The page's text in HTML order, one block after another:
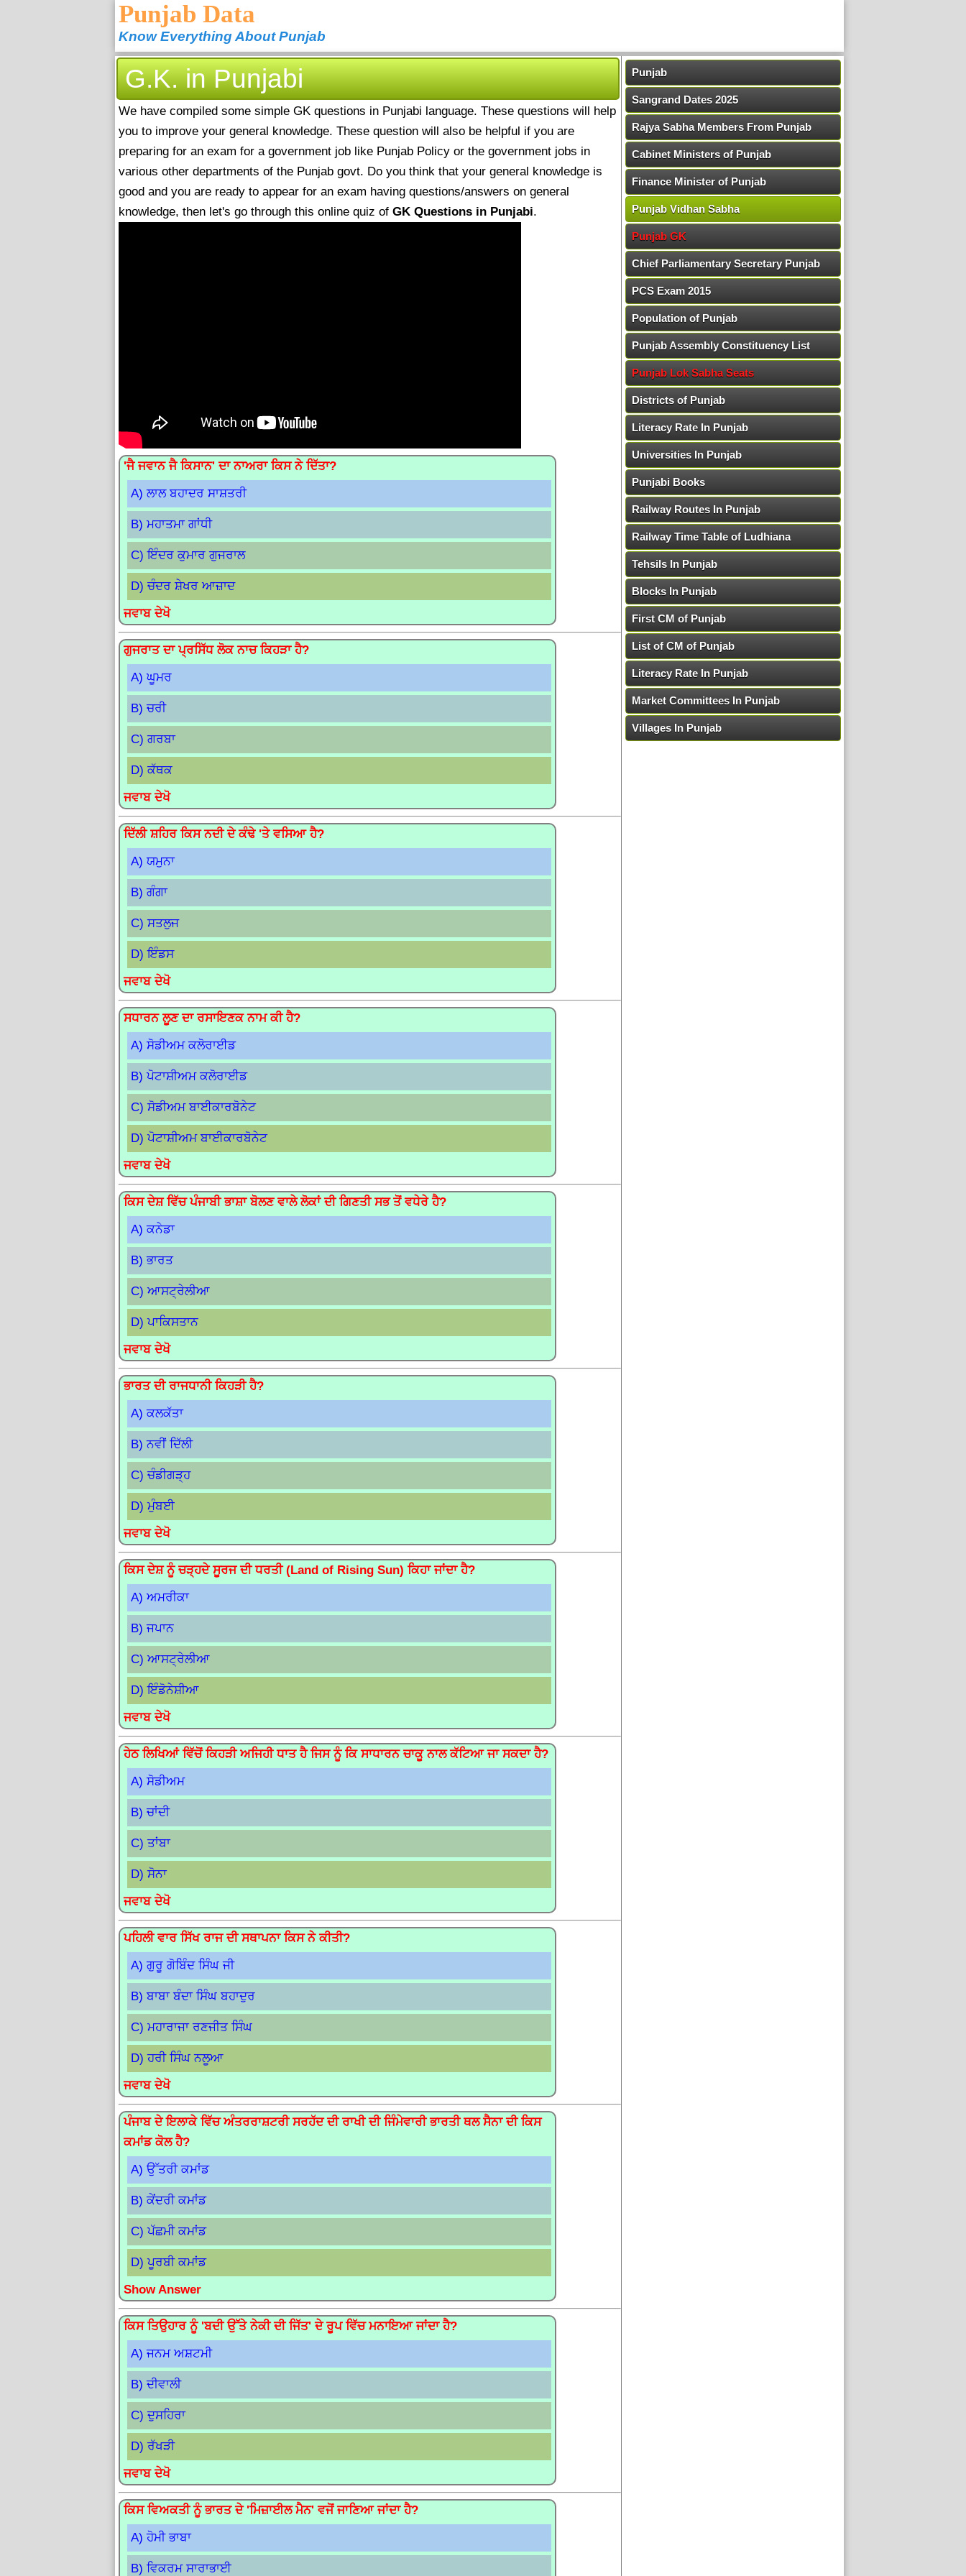
Punjab Data
Know Everything About Punjab
G.K. in Punjabi
We have compiled some simple GK questions in Punjabi language. These questions will help
you to improve your general knowledge. These question will also be helpful if you are
preparing for an exam for a government job like Punjab Policy or the government jobs in
various other departments of the Punjab govt. Do you think that your general knowledge is
good and you are ready to appear for an exam having questions/answers on general
knowledge, then let's go through this online quiz of GK Questions in Punjabi.
'ਜੈ ਜਵਾਨ ਜੈ ਕਿਸਾਨ' ਦਾ ਨਾਅਰਾ ਕਿਸ ਨੇ ਦਿੱਤਾ?
A) ਲਾਲ ਬਹਾਦਰ ਸਾਸ਼ਤਰੀ
B) ਮਹਾਤਮਾ ਗਾਂਧੀ
C) ਇੰਦਰ ਕੁਮਾਰ ਗੁਜਰਾਲ
D) ਚੰਦਰ ਸ਼ੇਖਰ ਆਜ਼ਾਦ
ਜਵਾਬ ਦੇਖੋ
ਗੁਜਰਾਤ ਦਾ ਪ੍ਰਸਿੱਧ ਲੋਕ ਨਾਚ ਕਿਹੜਾ ਹੈ?
A) ਘੂਮਰ
B) ਚਰੀ
C) ਗਰਬਾ
D) ਕੱਥਕ
ਜਵਾਬ ਦੇਖੋ
ਦਿੱਲੀ ਸ਼ਹਿਰ ਕਿਸ ਨਦੀ ਦੇ ਕੰਢੇ 'ਤੇ ਵਸਿਆ ਹੈ?
A) ਯਮੁਨਾ
B) ਗੰਗਾ
C) ਸਤਲੁਜ
D) ਇੰਡਸ
ਜਵਾਬ ਦੇਖੋ
ਸਧਾਰਨ ਲੂਣ ਦਾ ਰਸਾਇਣਕ ਨਾਮ ਕੀ ਹੈ?
A) ਸੋਡੀਅਮ ਕਲੋਰਾਈਡ
B) ਪੋਟਾਸ਼ੀਅਮ ਕਲੋਰਾਈਡ
C) ਸੋਡੀਅਮ ਬਾਈਕਾਰਬੋਨੇਟ
D) ਪੋਟਾਸ਼ੀਅਮ ਬਾਈਕਾਰਬੋਨੇਟ
ਜਵਾਬ ਦੇਖੋ
ਕਿਸ ਦੇਸ਼ ਵਿੱਚ ਪੰਜਾਬੀ ਭਾਸ਼ਾ ਬੋਲਣ ਵਾਲੇ ਲੋਕਾਂ ਦੀ ਗਿਣਤੀ ਸਭ ਤੋਂ ਵਧੇਰੇ ਹੈ?
A) ਕਨੇਡਾ
B) ਭਾਰਤ
C) ਆਸਟ੍ਰੇਲੀਆ
D) ਪਾਕਿਸਤਾਨ
ਜਵਾਬ ਦੇਖੋ
ਭਾਰਤ ਦੀ ਰਾਜਧਾਨੀ ਕਿਹੜੀ ਹੈ?
A) ਕਲਕੱਤਾ
B) ਨਵੀਂ ਦਿੱਲੀ
C) ਚੰਡੀਗੜ੍ਹ
D) ਮੁੰਬਈ
ਜਵਾਬ ਦੇਖੋ
ਕਿਸ ਦੇਸ਼ ਨੂੰ ਚੜ੍ਹਦੇ ਸੂਰਜ ਦੀ ਧਰਤੀ (Land of Rising Sun) ਕਿਹਾ ਜਾਂਦਾ ਹੈ?
A) ਅਮਰੀਕਾ
B) ਜਪਾਨ
C) ਆਸਟ੍ਰੇਲੀਆ
D) ਇੰਡੋਨੇਸ਼ੀਆ
ਜਵਾਬ ਦੇਖੋ
ਹੇਠ ਲਿਖਿਆਂ ਵਿੱਚੋਂ ਕਿਹੜੀ ਅਜਿਹੀ ਧਾਤ ਹੈ ਜਿਸ ਨੂੰ ਕਿ ਸਾਧਾਰਨ ਚਾਕੂ ਨਾਲ ਕੱਟਿਆ ਜਾ ਸਕਦਾ ਹੈ?
A) ਸੋਡੀਅਮ
B) ਚਾਂਦੀ
C) ਤਾਂਬਾ
D) ਸੋਨਾ
ਜਵਾਬ ਦੇਖੋ
ਪਹਿਲੀ ਵਾਰ ਸਿੱਖ ਰਾਜ ਦੀ ਸਥਾਪਨਾ ਕਿਸ ਨੇ ਕੀਤੀ?
A) ਗੁਰੂ ਗੋਬਿੰਦ ਸਿੰਘ ਜੀ
B) ਬਾਬਾ ਬੰਦਾ ਸਿੰਘ ਬਹਾਦੁਰ
C) ਮਹਾਰਾਜਾ ਰਣਜੀਤ ਸਿੰਘ
D) ਹਰੀ ਸਿੰਘ ਨਲੂਆ
ਜਵਾਬ ਦੇਖੋ
ਪੰਜਾਬ ਦੇ ਇਲਾਕੇ ਵਿੱਚ ਅੰਤਰਰਾਸ਼ਟਰੀ ਸਰਹੱਦ ਦੀ ਰਾਖੀ ਦੀ ਜਿੰਮੇਵਾਰੀ ਭਾਰਤੀ ਥਲ ਸੈਨਾ ਦੀ ਕਿਸ
ਕਮਾਂਡ ਕੋਲ ਹੈ?
A) ਉੱਤਰੀ ਕਮਾਂਡ
B) ਕੇਂਦਰੀ ਕਮਾਂਡ
C) ਪੱਛਮੀ ਕਮਾਂਡ
D) ਪੂਰਬੀ ਕਮਾਂਡ
Show Answer
ਕਿਸ ਤਿਉਹਾਰ ਨੂੰ 'ਬਦੀ ਉੱਤੇ ਨੇਕੀ ਦੀ ਜਿੱਤ' ਦੇ ਰੂਪ ਵਿੱਚ ਮਨਾਇਆ ਜਾਂਦਾ ਹੈ?
A) ਜਨਮ ਅਸ਼ਟਮੀ
B) ਦੀਵਾਲੀ
C) ਦੁਸਹਿਰਾ
D) ਰੱਖੜੀ
ਜਵਾਬ ਦੇਖੋ
ਕਿਸ ਵਿਅਕਤੀ ਨੂੰ ਭਾਰਤ ਦੇ 'ਮਿਜ਼ਾਈਲ ਮੈਨ' ਵਜੋਂ ਜਾਣਿਆ ਜਾਂਦਾ ਹੈ?
A) ਹੋਮੀ ਭਾਬਾ
B) ਵਿਕਰਮ ਸਾਰਾਭਾਈ
Punjab
Sangrand Dates 2025
Rajya Sabha Members From Punjab
Cabinet Ministers of Punjab
Finance Minister of Punjab
Punjab Vidhan Sabha
Punjab GK
Chief Parliamentary Secretary Punjab
PCS Exam 2015
Population of Punjab
Punjab Assembly Constituency List
Punjab Lok Sabha Seats
Districts of Punjab
Literacy Rate In Punjab
Universities In Punjab
Punjabi Books
Railway Routes In Punjab
Railway Time Table of Ludhiana
Tehsils In Punjab
Blocks In Punjab
First CM of Punjab
List of CM of Punjab
Literacy Rate In Punjab
Market Committees In Punjab
Villages In Punjab